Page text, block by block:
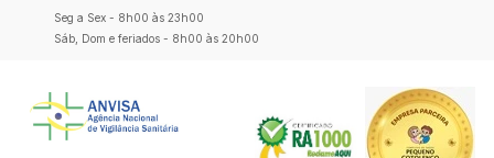
Seg a Sex - 8h00 às 23h00
Sáb, Dom e feriados - 8h00 às 20h00